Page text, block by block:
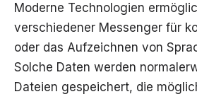
Moderne Technologien
verschiedener Messenger für
oder das Aufzeichnen von
Solche Daten werden
Dateien gespeichert, die